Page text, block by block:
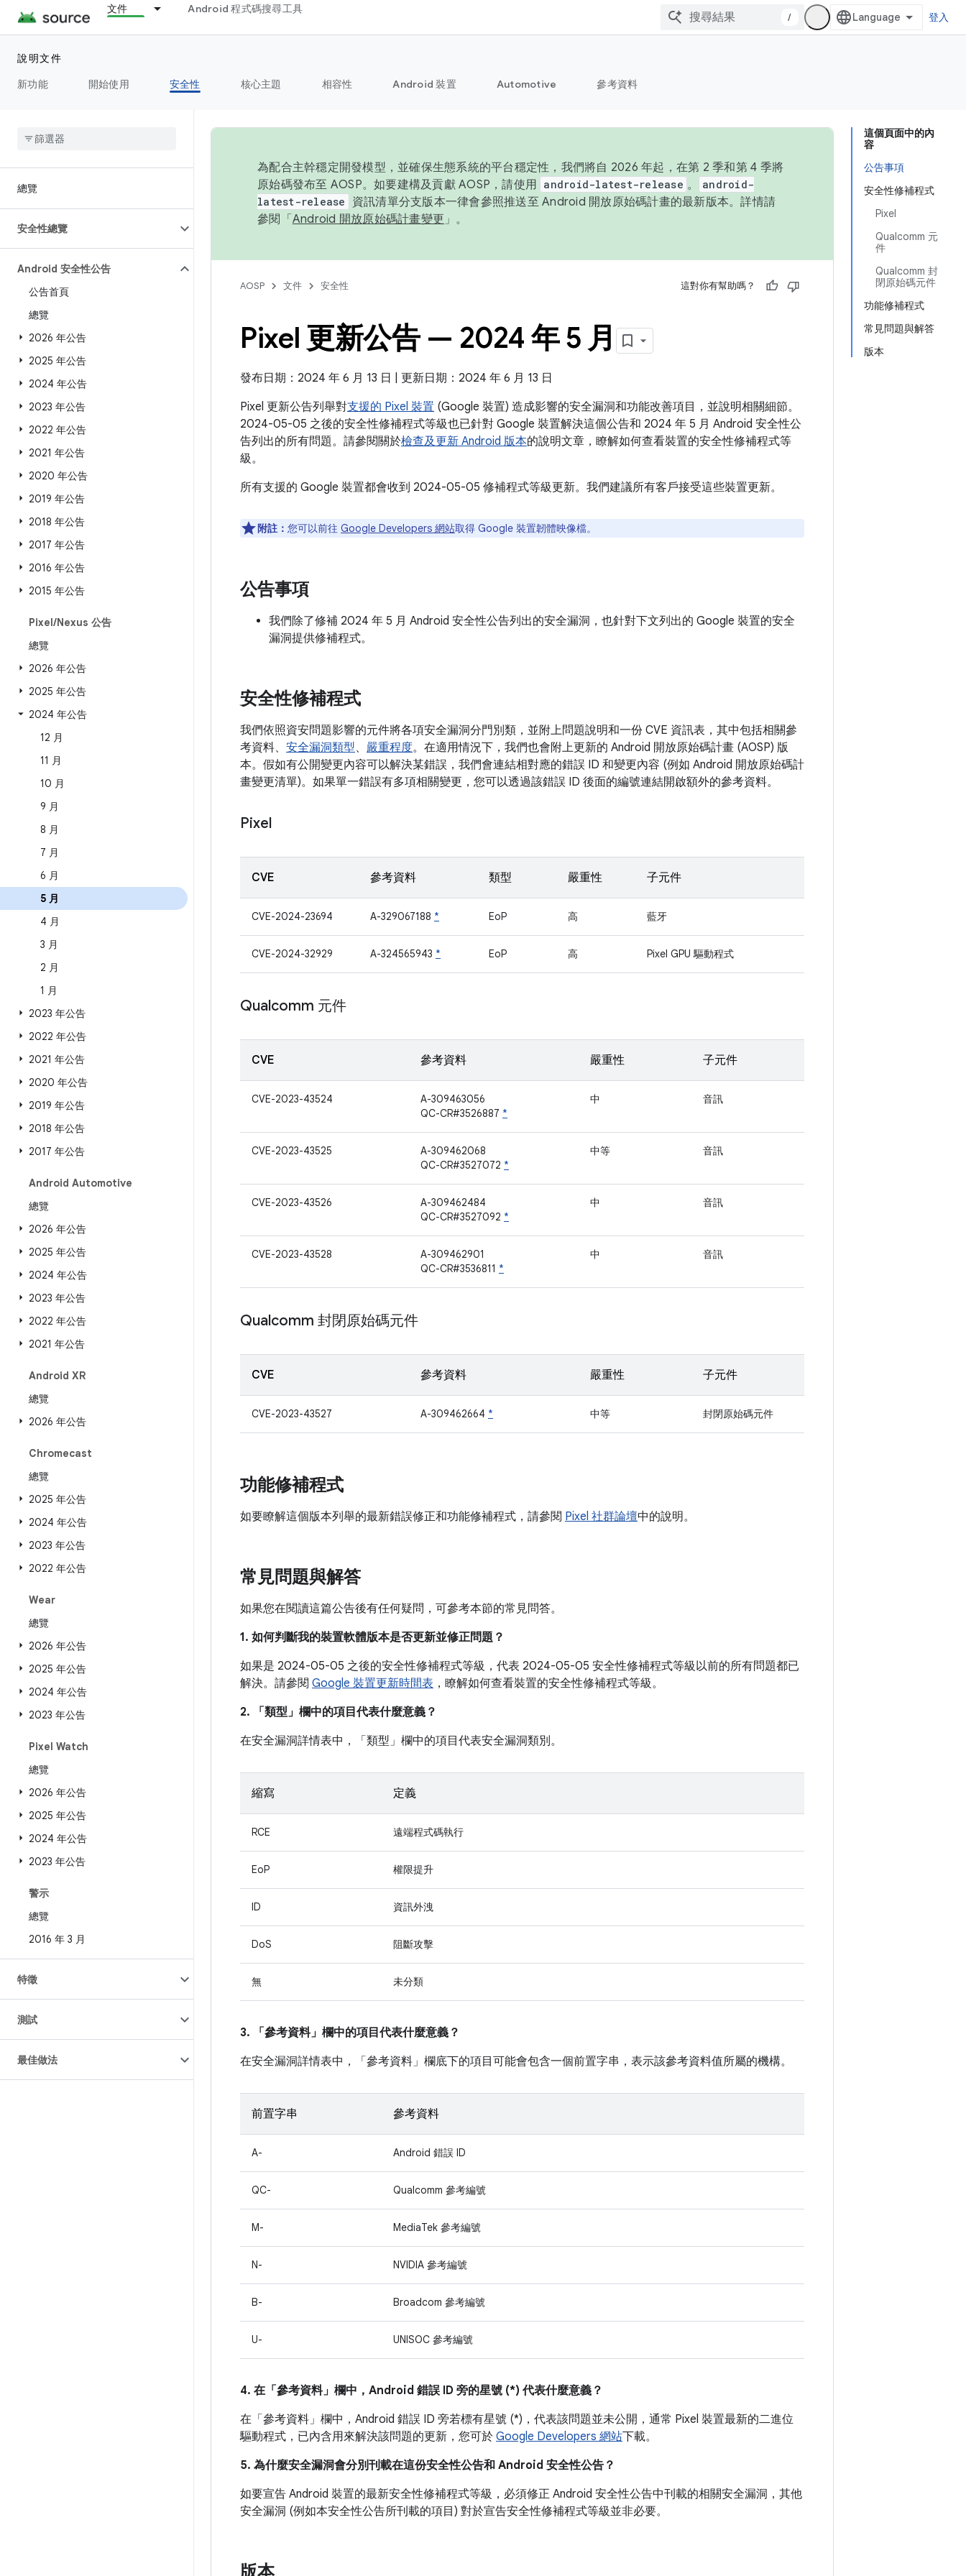
文件 Android 程式碼搜尋工具
/ 登入
說明文件
新功能
開始使用 安全性 核心主題 相容性 Android 裝置 Automotive 參考資料
總覽
安全性總覽
Android 安全性公告
公告首頁
總覽
2026 年公告
2025 年公告
2024 年公告
2023 年公告
2022 年公告
2021 年公告
2020 年公告
2019 年公告
2018 年公告
2017 年公告
2016 年公告
2015 年公告
Pixel/Nexus 公告
總覽
2026 年公告
2025 年公告
2024 年公告
12 月
11 月
10 月
9 月
8 月
7 月
6 月
5 月
4 月
3 月
2 月
1 月
2023 年公告
2022 年公告
2021 年公告
2020 年公告
2019 年公告
2018 年公告
2017 年公告
Android Automotive
總覽
2026 年公告
2025 年公告
2024 年公告
2023 年公告
2022 年公告
2021 年公告
Android XR
總覽
2026 年公告
Chromecast
總覽
2025 年公告
2024 年公告
2023 年公告
2022 年公告
Wear
總覽
2026 年公告
2025 年公告
2024 年公告
2023 年公告
Pixel Watch
總覽
2026 年公告
2025 年公告
2024 年公告
2023 年公告
警示
總覽
2016 年 3 月
特徵
測試
最佳做法
這個頁面中的內
容
公告事項
安全性修補程式
Pixel
Qualcomm 元
件
Qualcomm 封
閉原始碼元件
功能修補程式
常見問題與解答
版本
為配合主幹穩定開發模型，並確保生態系統的平台穩定性，我們將自 2026 年起，在第 2 季和第 4 季將
原始碼發布至 AOSP。如要建構及貢獻 AOSP，請使用 android-latest-release 。
android-
latest-release
資訊清單分支版本一律會參照推送至 Android 開放原始碼計畫的最新版本。詳情請
參閱「 Android 開放原始碼計畫變更 」。
AOSP 文件 安全性 這對你有幫助嗎？
Pixel 更新公告 — 2024 年 5 月
發布日期：2024 年 6 月 13 日 | 更新日期：2024 年 6 月 13 日
Pixel 更新公告列舉對支援的 Pixel 裝置 (Google 裝置) 造成影響的安全漏洞和功能改善項目，並說明相關細節。
2024-05-05 之後的安全性修補程式等級也已針對 Google 裝置解決這個公告和 2024 年 5 月 Android 安全性公
告列出的所有問題。請參閱關於檢查及更新 Android 版本的說明文章，瞭解如何查看裝置的安全性修補程式等
級。
所有支援的 Google 裝置都會收到 2024-05-05 修補程式等級更新。我們建議所有客戶接受這些裝置更新。
附註： 您可以前往 Google Developers 網站取得 Google 裝置韌體映像檔。
公告事項
我們除了修補 2024 年 5 月 Android 安全性公告列出的安全漏洞，也針對下文列出的 Google 裝置的安全
漏洞提供修補程式。
安全性修補程式
我們依照資安問題影響的元件將各項安全漏洞分門別類，並附上問題說明和一份 CVE 資訊表，其中包括相關參
考資料、 安全漏洞類型、 嚴重程度。在適用情況下，我們也會附上更新的 Android 開放原始碼計畫 (AOSP) 版
本。假如有公開變更內容可以解決某錯誤，我們會連結相對應的錯誤 ID 和變更內容 (例如 Android 開放原始碼計
畫變更清單)。如果單一錯誤有多項相關變更，您可以透過該錯誤 ID 後面的編號連結開啟額外的參考資料。
Pixel
CVE 參考資料 類型 嚴重性 子元件
CVE-2024-23694 A-329067188 * EoP 高 藍牙
CVE-2024-32929 A-324565943 * EoP 高 Pixel GPU 驅動程式
Qualcomm 元件
CVE 參考資料 嚴重性 子元件
CVE-2023-43524
A-309463056
QC-CR#3526887 *
中 音訊
CVE-2023-43525
A-309462068
QC-CR#3527072 *
中等 音訊
CVE-2023-43526
A-309462484
QC-CR#3527092 *
中 音訊
CVE-2023-43528
A-309462901
QC-CR#3536811 *
中 音訊
Qualcomm 封閉原始碼元件
CVE 參考資料 嚴重性 子元件
CVE-2023-43527 A-309462664 * 中等 封閉原始碼元件
功能修補程式
如要瞭解這個版本列舉的最新錯誤修正和功能修補程式，請參閱 Pixel 社群論壇中的說明。
常見問題與解答
如果您在閱讀這篇公告後有任何疑問，可參考本節的常見問答。
1. 如何判斷我的裝置軟體版本是否更新並修正問題？
如果是 2024-05-05 之後的安全性修補程式等級，代表 2024-05-05 安全性修補程式等級以前的所有問題都已
解決。請參閱 Google 裝置更新時間表 ，瞭解如何查看裝置的安全性修補程式等級。
2. 「類型」 欄中的項目代表什麼意義？
在安全漏洞詳情表中，「類型」 欄中的項目代表安全漏洞類別。
縮寫 定義
RCE 遠端程式碼執行
EoP 權限提升
ID 資訊外洩
DoS 阻斷攻擊
無 未分類
3. 「參考資料」 欄中的項目代表什麼意義？
在安全漏洞詳情表中，「參考資料」 欄底下的項目可能會包含一個前置字串，表示該參考資料值所屬的機構。
前置字串 參考資料
A- Android 錯誤 ID
QC- Qualcomm 參考編號
M- MediaTek 參考編號
N- NVIDIA 參考編號
B- Broadcom 參考編號
U- UNISOC 參考編號
4. 在「參考資料」 欄中，Android 錯誤 ID 旁的星號 (*) 代表什麼意義？
在「參考資料」 欄中，Android 錯誤 ID 旁若標有星號 (*)，代表該問題並未公開，通常 Pixel 裝置最新的二進位
驅動程式，已內含用來解決該問題的更新，您可於 Google Developers 網站下載。
5. 為什麼安全漏洞會分別刊載在這份安全性公告和 Android 安全性公告？
如要宣告 Android 裝置的最新安全性修補程式等級，必須修正 Android 安全性公告中刊載的相關安全漏洞，其他
安全漏洞 (例如本安全性公告所刊載的項目) 對於宣告安全性修補程式等級並非必要。
版本